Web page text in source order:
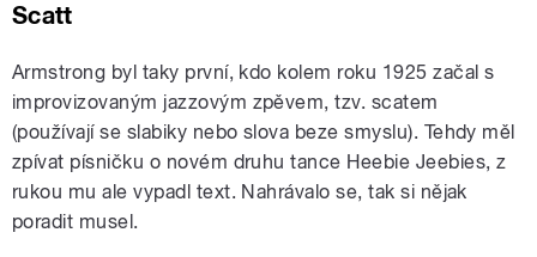
Scatt
Armstrong byl taky první, kdo kolem roku 1925 začal s
improvizovaným jazzovým zpěvem, tzv. scatem
(používají se slabiky nebo slova beze smyslu). Tehdy měl
zpívat písničku o novém druhu tance Heebie Jeebies, z
rukou mu ale vypadl text. Nahrávalo se, tak si nějak
poradit musel.